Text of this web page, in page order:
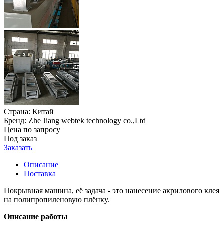
Страна: Китай
Бренд: Zhe Jiang webtek technology co.,Ltd
Цена по запросу
Под заказ
Заказать
Описание
Поставка
Покрывная машина, её задача - это нанесение акрилового клея
на полипропиленовую плёнку.
Описание работы